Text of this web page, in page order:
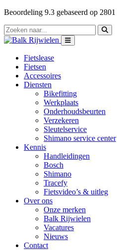
Beoordeling 9.3 gebaseerd op 2801
Fietslease
Fietsen
Accessoires
Diensten
Bikefitting
Werkplaats
Onderhoudsbeurten
Verzekeren
Sleutelservice
Shimano service center
Kennis
Handleidingen
Bosch
Shimano
Tracefy
Fietsvideo’s & uitleg
Over ons
Onze merken
Balk Rijwielen
Vacatures
Nieuws
Contact